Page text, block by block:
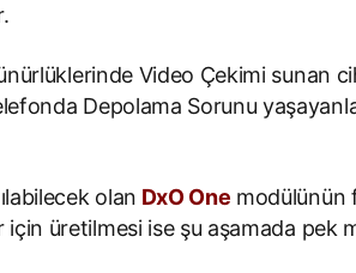
Video Çekimi sunan
Depolama Sorunu
olan DxO One modülünün
üretilmesi ise şu aşamada pek